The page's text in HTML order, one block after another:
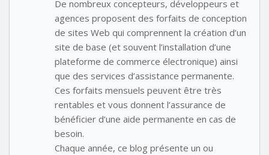
De nombreux concepteurs, développeurs et
agences proposent des forfaits de conception
de sites Web qui comprennent la création d’un
site de base (et souvent l’installation d’une
plateforme de commerce électronique) ainsi
que des services d’assistance permanente.
Ces forfaits mensuels peuvent être très
rentables et vous donnent l’assurance de
bénéficier d’une aide permanente en cas de
besoin.
Chaque année, ce blog présente un ou